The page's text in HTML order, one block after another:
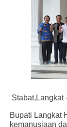
Stabat,Langkat
Bupati Langkat
kemanusiaan